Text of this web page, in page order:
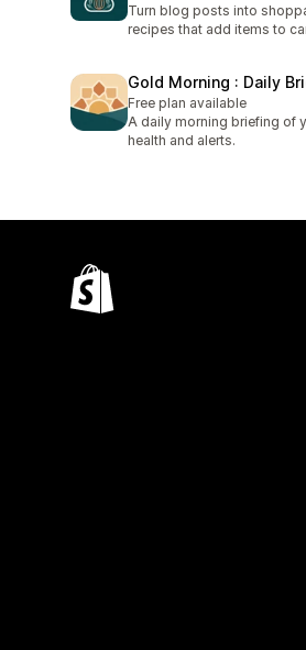
Turn blog posts into
recipes that add items to
Gold Morning : Daily
Free plan available
A daily morning briefing of
health and alerts.